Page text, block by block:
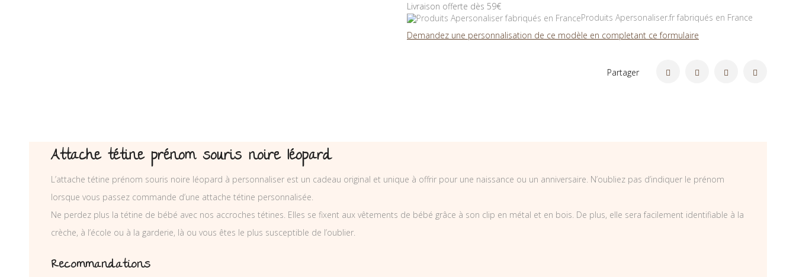
Livraison offerte dès 59€
Produits Apersonaliser.fr fabriqués en France
Demandez une personnalisation de ce modèle en completant ce formulaire
Partager
Attache tétine prénom souris noire léopard
L’attache tétine prénom souris noire léopard à personnaliser est un cadeau original et unique à offrir pour une naissance ou un anniversaire. N’oubliez pas d’indiquer le prénom
lorsque vous passez commande d’une attache tétine personnalisée.
Ne perdez plus la tétine de bébé avec nos accroches tétines. Elles se fixent aux vêtements de bébé grâce à son clip en métal et en bois. De plus, elle sera facilement identifiable à la
crèche, à l’école ou à la garderie, là ou vous êtes le plus susceptible de l’oublier.
Recommandations